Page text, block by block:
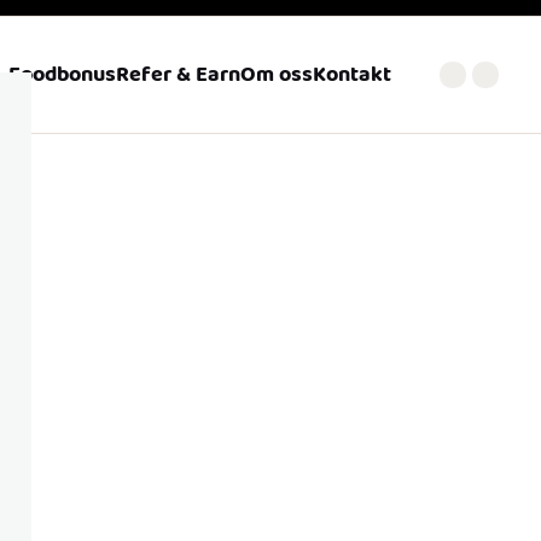
FoodbonusRefer & EarnOm ossKontakt